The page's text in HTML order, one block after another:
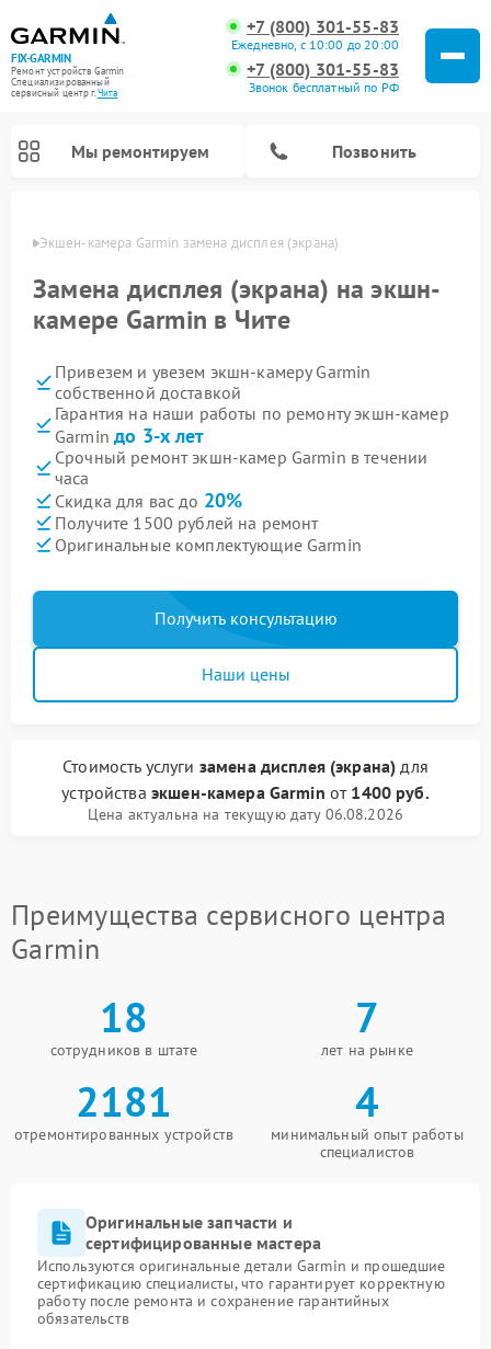
FIX-GARMIN
Ремонт устройств Garmin
Специализированный
cервисный центр г.Чита
+7 (800) 301-55-83
Ежедневно, с 10:00 до 20:00
+7 (800) 301-55-83
Звонок бесплатный по РФ
Мы ремонтируем Позвонить
Экшен-камера Garmin замена дисплея (экрана)
Замена дисплея (экрана) на экшн-
камере Garmin в Чите
Привезем и увезем экшн-камеру Garmin
собственной доставкой
Гарантия на наши работы по ремонту экшн-камер
Garminдо 3-х лет
Срочный ремонт экшн-камер Garmin в течении
часа
Скидка для вас до 20%
Получите 1500 рублей на ремонт
Оригинальные комплектующие Garmin
Получить консультацию
Наши цены
Стоимость услуги замена дисплея (экрана) для
устройства экшен-камера Garmin от 1400 руб.
Цена актуальна на текущую дату 06.08.2026
Преимущества сервисного центра
Garmin
18
сотрудников в штате
7
лет на рынке
2181
отремонтированных устройств
4
минимальный опыт работы
специалистов
Оригинальные запчасти и
сертифицированные мастера
Используются оригинальные детали Garmin и прошедшие
сертификацию специалисты, что гарантирует корректную
работу после ремонта и сохранение гарантийных
обязательств